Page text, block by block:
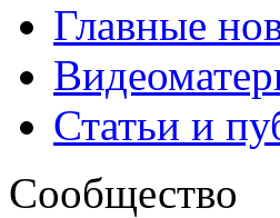
Главные
Статьи и
Сообщество